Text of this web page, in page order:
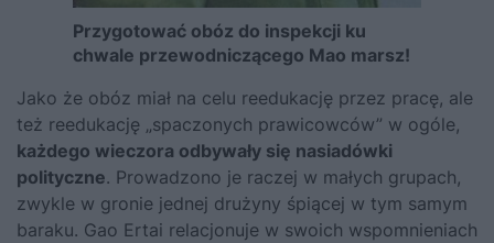
Przygotować obóz do inspekcji ku
chwale przewodniczącego Mao marsz!
Jako że obóz miał na celu reedukację przez pracę, ale
też reedukację „spaczonych prawicowców” w ogóle,
każdego wieczora odbywały się nasiadówki
polityczne. Prowadzono je raczej w małych grupach,
zwykle w gronie jednej drużyny śpiącej w tym samym
baraku. Gao Ertai relacjonuje w swoich wspomnieniach